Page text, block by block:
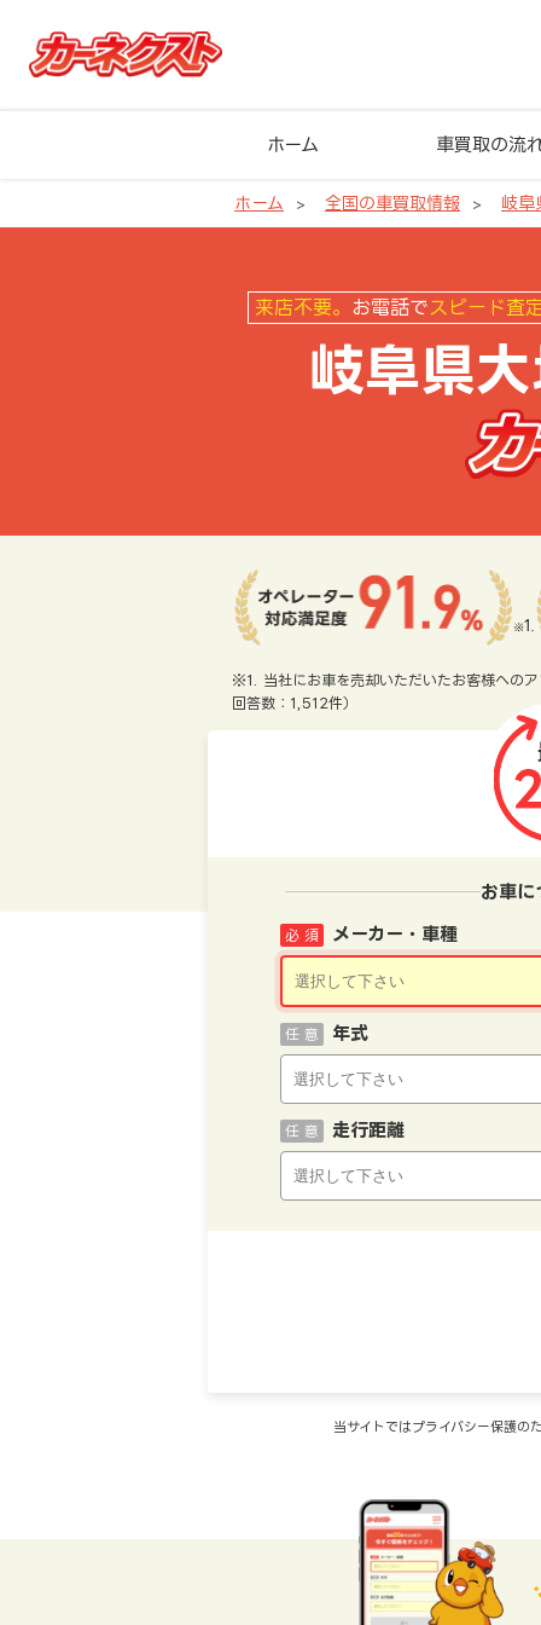
ホーム 車買取の流
ホーム 全国の車買取情報 岐阜
来店不要。 お電話で スピード査
岐阜県
※1. 当社にお車を売却いただいたお客様への
回答数：1,512件）
お車に
メーカー・車種
必 須
年式
任 意
走行距離
任 意
当サイトではプライバシー保護の